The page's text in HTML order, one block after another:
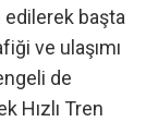
başta
ve ulaşımı
de
Hızlı Tren